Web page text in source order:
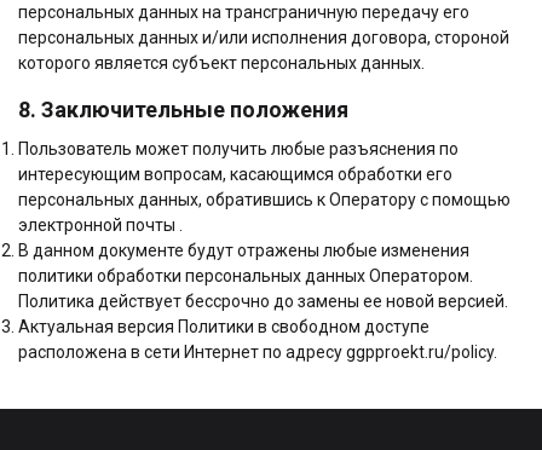
персональных данных на трансграничную передачу его
персональных данных и/или исполнения договора, стороной
которого является субъект персональных данных.
8. Заключительные положения
Пользователь может получить любые разъяснения по
интересующим вопросам, касающимся обработки его
персональных данных, обратившись к Оператору с помощью
электронной почты .
В данном документе будут отражены любые изменения
политики обработки персональных данных Оператором.
Политика действует бессрочно до замены ее новой версией.
Актуальная версия Политики в свободном доступе
расположена в сети Интернет по адресу ggpproekt.ru/policy.